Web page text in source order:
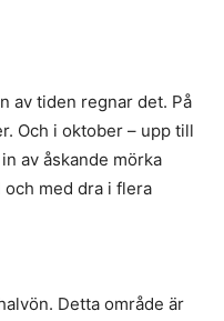
av tiden regnar det. På
Och i oktober – upp till
av åskande mörka
med dra i flera
Detta område är